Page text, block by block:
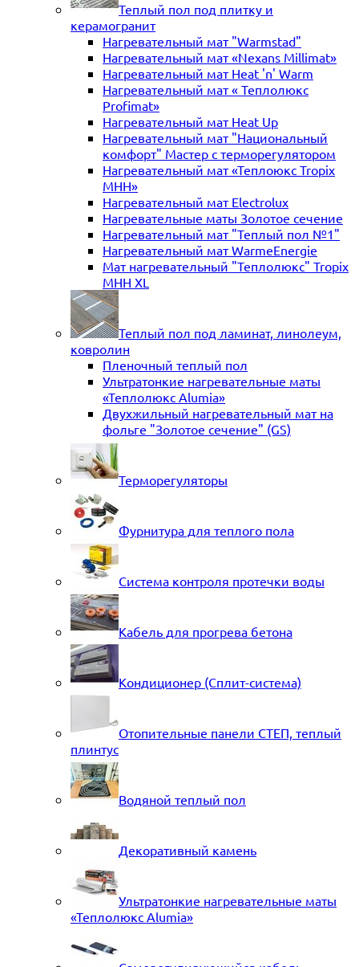
Теплый пол под плитку и
керамогранит
Нагревательный мат "Warmstad"
Нагревательный мат «Nexans Millimat»
Нагревательный мат Heat 'n' Warm
Нагревательный мат « Теплолюкс
Profimat»
Нагревательный мат Heat Up
Нагревательный мат "Национальный
комфорт" Мастер с терморегулятором
Нагревательный мат «Теплоюкс Tropix
MHH»
Нагревательный мат Electrolux
Нагревательные маты Золотое сечение
Нагревательный мат "Теплый пол №1"
Нагревательный мат WarmeEnergie
Мат нагревательный "Теплолюкс" Tropix
МНН XL
Теплый пол под ламинат, линолеум,
ковролин
Пленочный теплый пол
Ультратонкие нагревательные маты
«Теплолюкс Alumia»
Двухжильный нагревательный мат на
фольге "Золотое сечение" (GS)
Терморегуляторы
Фурнитура для теплого пола
Система контроля протечки воды
Кабель для прогрева бетона
Кондиционер (Сплит-система)
Отопительные панели СТЕП, теплый
плинтус
Водяной теплый пол
Декоративный камень
Ультратонкие нагревательные маты
«Теплолюкс Alumia»